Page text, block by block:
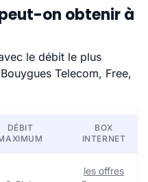
on obtenir à
le débit le plus
Telecom, Free,
DÉBIT
BOX
INTERNET
les offres